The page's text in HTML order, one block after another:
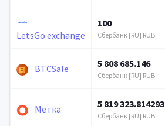
LetsGo.exchange
100
Сбербанк [RU] RUB
BTCSale 5 808 685.146
Сбербанк [RU] RUB
Метка 5 819 323.814293
Сбербанк [RU] RUB